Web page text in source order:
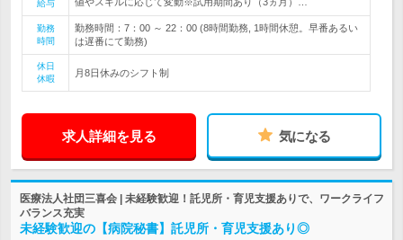
給与
勤務
時間
勤務時間：7：00 ～ 22：00 (8時間勤務, 1時間休憩。早番あるい
は遅番にて勤務)
休日
休暇
月8日休みのシフト制
求人詳細を見る 気になる
医療法人社団三喜会 | 未経験歓迎！託児所・育児支援ありで、ワークライフ
バランス充実
未経験歓迎の【病院秘書】託児所・育児支援あり◎